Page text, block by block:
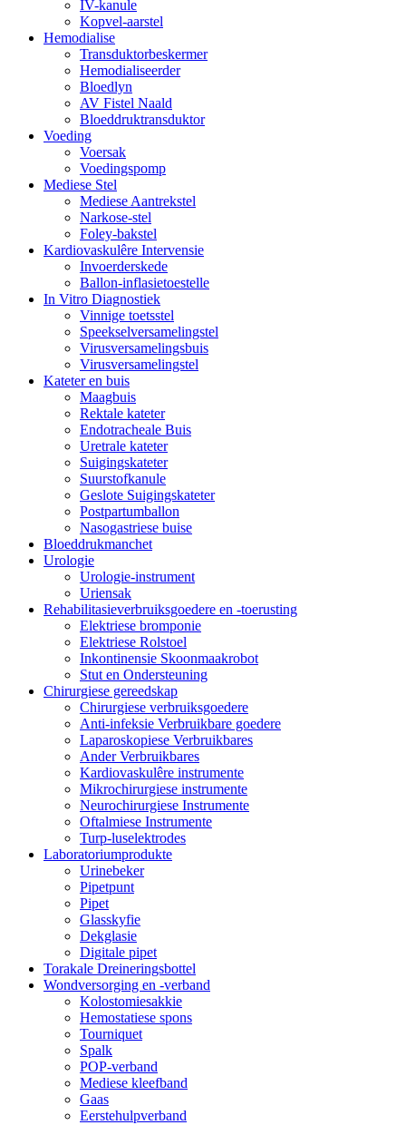
IV-kanule
Kopvel-aarstel
Hemodialise
Transduktorbeskermer
Hemodialiseerder
Bloedlyn
AV Fistel Naald
Bloeddruktransduktor
Voeding
Voersak
Voedingspomp
Mediese Stel
Mediese Aantrekstel
Narkose-stel
Foley-bakstel
Kardiovaskulêre Intervensie
Invoerderskede
Ballon-inflasietoestelle
In Vitro Diagnostiek
Vinnige toetsstel
Speekselversamelingstel
Virusversamelingsbuis
Virusversamelingstel
Kateter en buis
Maagbuis
Rektale kateter
Endotracheale Buis
Uretrale kateter
Suigingskateter
Suurstofkanule
Geslote Suigingskateter
Postpartumballon
Nasogastriese buise
Bloeddrukmanchet
Urologie
Urologie-instrument
Uriensak
Rehabilitasieverbruiksgoedere en -toerusting
Elektriese bromponie
Elektriese Rolstoel
Inkontinensie Skoonmaakrobot
Stut en Ondersteuning
Chirurgiese gereedskap
Chirurgiese verbruiksgoedere
Anti-infeksie Verbruikbare goedere
Laparoskopiese Verbruikbares
Ander Verbruikbares
Kardiovaskulêre instrumente
Mikrochirurgiese instrumente
Neurochirurgiese Instrumente
Oftalmiese Instrumente
Turp-luselektrodes
Laboratoriumprodukte
Urinebeker
Pipetpunt
Pipet
Glasskyfie
Dekglasie
Digitale pipet
Torakale Dreineringsbottel
Wondversorging en -verband
Kolostomiesakkie
Hemostatiese spons
Tourniquet
Spalk
POP-verband
Mediese kleefband
Gaas
Eerstehulpverband